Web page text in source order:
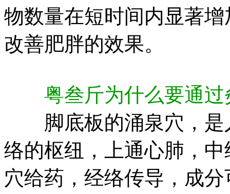
物数量在短时间内显著
改善肥胖的效果。
粤叁斤为什么要通过
脚底板的涌泉穴，是
络的枢纽，上通心肺，
穴给药，经络传导，成